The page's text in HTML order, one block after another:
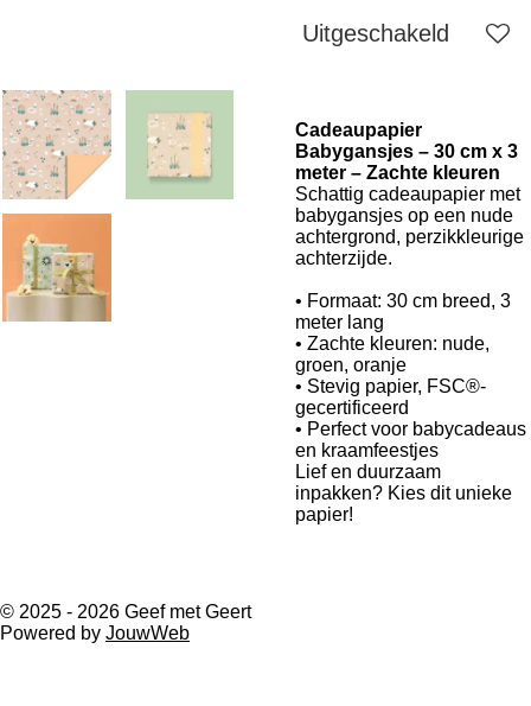
Uitgeschakeld
Cadeaupapier
Babygansjes – 30 cm x 3
meter – Zachte kleuren
Schattig cadeaupapier met
babygansjes op een nude
achtergrond, perzikkleurige
achterzijde.
• Formaat: 30 cm breed, 3
meter lang
• Zachte kleuren: nude,
groen, oranje
• Stevig papier, FSC®-
gecertificeerd
• Perfect voor babycadeaus
en kraamfeestjes
Lief en duurzaam
inpakken? Kies dit unieke
papier!
© 2025 - 2026 Geef met Geert
Powered by JouwWeb